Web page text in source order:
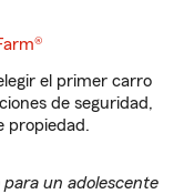
el primer carro
de seguridad,
propiedad.
un adolescente